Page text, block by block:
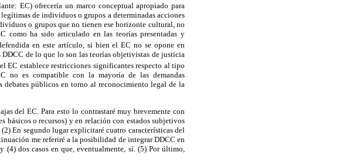
EC) ofrecería un marco conceptual apropiado para
de individuos o grupos a determinadas acciones
o grupos que no tienen ese horizonte cultural, no
como ha sido articulado en las teorías presentadas y
en este artículo, si bien el EC no se opone en
DDCC de lo que lo son las teorías objetivistas de justicia
el EC establece restricciones significantes respecto al tipo
no es compatible con la mayoría de las demandas
debates públicos en torno al reconocimiento legal de la
del EC. Para esto lo contrastaré muy brevemente con
básicos o recursos) y en relación con estados subjetivos
En segundo lugar explicitaré cuatro características del
me referiré a la posibilidad de integrar DDCC en
dos casos en que, eventualmente, sí. (5) Por último,